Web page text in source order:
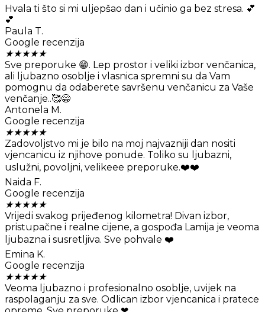
Hvala ti što si mi uljepšao dan i učinio ga bez stresa. 💕
💕
Paula T.
Google recenzija
★★★★★
Sve preporuke 😁. Lep prostor i veliki izbor venčanica,
ali ljubazno osoblje i vlasnica spremni su da Vam
pomognu da odaberete savršenu venčanicu za Vaše
venčanje..🥰😁
Antonela M.
Google recenzija
★★★★★
Zadovoljstvo mi je bilo na moj najvazniji dan nositi
vjencanicu iz njihove ponude. Toliko su ljubazni,
uslužni, povoljni, velikeee preporuke.❤️❤️
Naida F.
Google recenzija
★★★★★
Vrijedi svakog prijeđenog kilometra! Divan izbor,
pristupačne i realne cijene, a gospođa Lamija je veoma
ljubazna i susretljiva. Sve pohvale ❤️
Emina K.
Google recenzija
★★★★★
Veoma ljubazno i profesionalno osoblje, uvijek na
raspolaganju za sve. Odlican izbor vjencanica i pratece